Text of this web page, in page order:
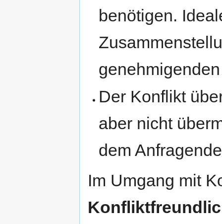
benötigen.
Der Konflikt
aber nicht
dem
Im Umgang mit